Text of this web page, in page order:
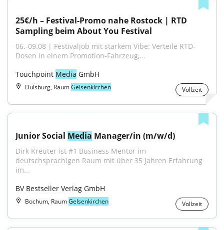
25€/h – Festival-Promo nahe Rostock | RTD
Sampling beim About You Festival
06.-09.08 | Festivaljob mit starkem Vibe: Verteile RTD-
Dosen in einem Promotion-Fahrzeug,...
Touchpoint Media GmbH
Duisburg, RaumGelsenkirchen Vollzeit
Junior Social Media Manager/in (m/w/d)
Dirk Kreuter ist #1 Business Mentor im
deutschsprachigen Raum mit über 35 Jahren Erfahrung
im...
BV Bestseller Verlag GmbH
Bochum, RaumGelsenkirchen Vollzeit